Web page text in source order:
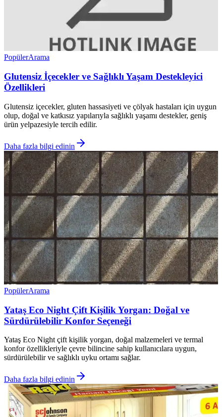
PopülerArama
Glutensiz İçecekler ve Sağlıklı Yaşam Destekleyici
Özellikleri
Glutensiz içecekler, gluten hassasiyeti ve çölyak hastaları için uygun
olup, doğal ve katkısız yapılarıyla sağlıklı yaşamı destekler, geniş
ürün yelpazesiyle tercih edilir.
Daha fazla bilgi edinin
PopülerArama
Yataş Eco Night Çift Kişilik Yorgan: Doğal ve
Sürdürülebilir Konfor Seçeneği
Yataş Eco Night çift kişilik yorgan, doğal malzemeleri ve termal
konfor özellikleriyle çevre bilincine sahip kullanıcılara uygun,
sürdürülebilir ve sağlıklı uyku ortamı sağlar.
Daha fazla bilgi edinin